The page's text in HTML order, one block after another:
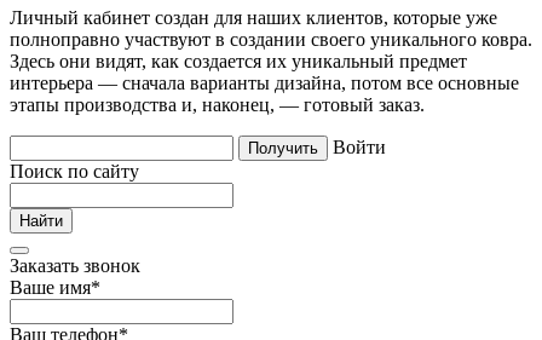
Личный кабинет создан для наших клиентов, которые уже
полноправно участвуют в создании своего уникального ковра.
Здесь они видят, как создается их уникальный предмет
интерьера — сначала варианты дизайна, потом все основные
этапы производства и, наконец, — готовый заказ.
Войти
Поиск по сайту
Заказать звонок
Ваше имя*
Ваш телефон*